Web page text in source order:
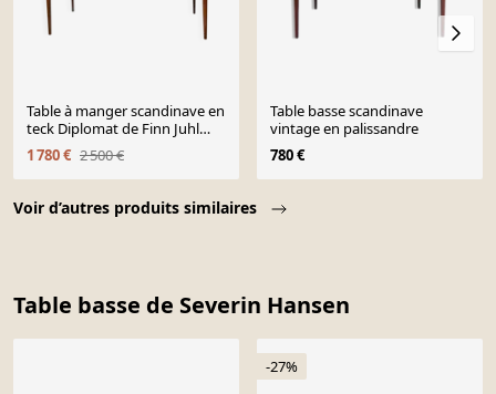
Voir d’autres produits similaires
Table à manger scandinave en
teck Diplomat de Finn Juhl
pour France and Son
1 780 € 2 500 €
Table basse scandinave
vintage en palissandre
780 €
Table basse de Severin Hansen
-27%